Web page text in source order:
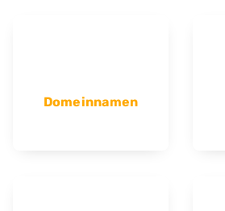
Domeinnamen